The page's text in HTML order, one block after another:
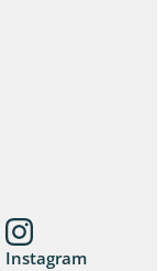
Instagram